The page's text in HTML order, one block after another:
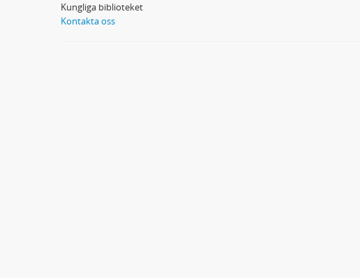
Kungliga biblioteket
Kontakta oss